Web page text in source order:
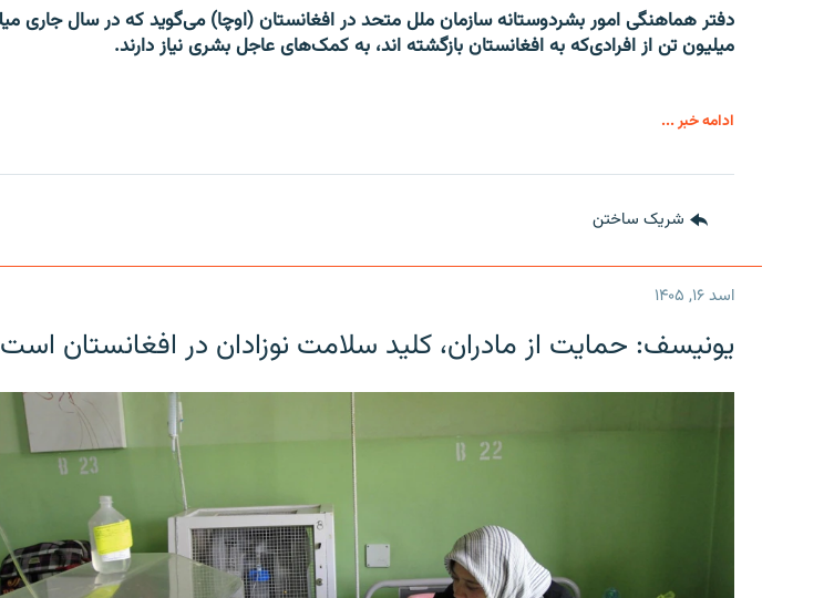
میلیون تن از افرادی‌که به افغانستان بازگشته اند، به کمک‌های عاجل بشری نیاز دارند.
ادامه خبر ...
شریک ساختن
اسد ۱۶, ۱۴۰۵
یونیسف: حمایت از مادران، کلید سلامت نوزادان در افغانستان است